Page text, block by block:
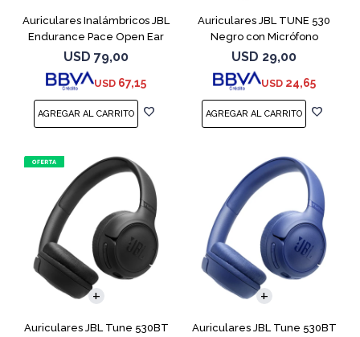
Auriculares Inalámbricos JBL
Endurance Pace Open Ear
Negro
USD 79,00
USD 67,15
Auriculares JBL TUNE 530
Negro con Micrófono
USD 29,00
USD 24,65
Auriculares JBL Tune 530BT
Auriculares JBL Tune 530BT